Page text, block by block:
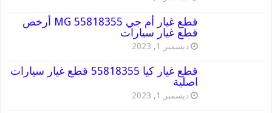
قطع غيار أم جي MG 55818355 أرخص
قطع غيار سيارات
ديسمبر 1, 2023
قطع غيار كيا 55818355 قطع غيار سيارات
اصلية
ديسمبر 1, 2023